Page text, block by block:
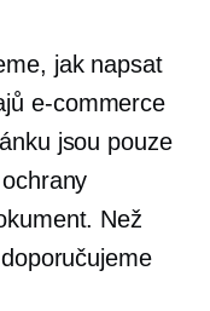
jak napsat
e-commerce
jsou pouze
Než